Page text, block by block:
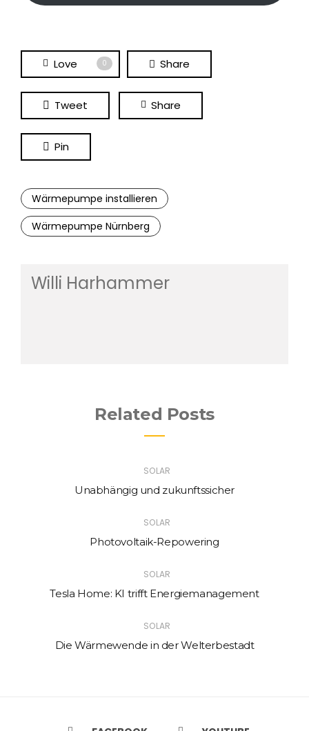
Love 0 Share
Tweet Share
Pin
Wärmepumpe installieren
Wärmepumpe Nürnberg
Willi Harhammer
Related Posts
SOLAR
Unabhängig und zukunftssicher
SOLAR
Photovoltaik-Repowering
SOLAR
Tesla Home: KI trifft Energiemanagement
SOLAR
Die Wärmewende in der Welterbestadt